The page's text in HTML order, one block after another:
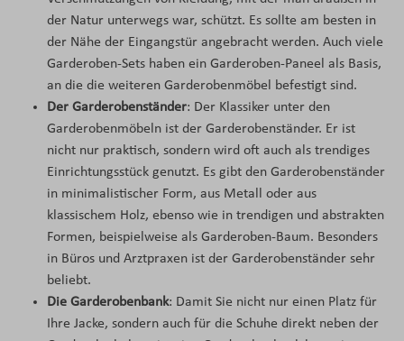
der Natur unterwegs war, schützt. Es sollte am besten in
der Nähe der Eingangstür angebracht werden. Auch viele
Garderoben-Sets haben ein Garderoben-Paneel als Basis,
an die die weiteren Garderobenmöbel befestigt sind.
Der Garderobenständer: Der Klassiker unter den
Garderobenmöbeln ist der Garderobenständer. Er ist
nicht nur praktisch, sondern wird oft auch als trendiges
Einrichtungsstück genutzt. Es gibt den Garderobenständer
in minimalistischer Form, aus Metall oder aus
klassischem Holz, ebenso wie in trendigen und abstrakten
Formen, beispielweise als Garderoben-Baum. Besonders
in Büros und Arztpraxen ist der Garderobenständer sehr
beliebt.
Die Garderobenbank: Damit Sie nicht nur einen Platz für
Ihre Jacke, sondern auch für die Schuhe direkt neben der